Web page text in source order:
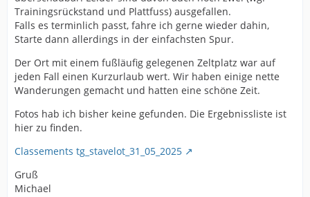
Trainingsrückstand und Plattfuss) ausgefallen.
Falls es terminlich passt, fahre ich gerne wieder dahin,
Starte dann allerdings in der einfachsten Spur.
Der Ort mit einem fußläufig gelegenen Zeltplatz war auf
jeden Fall einen Kurzurlaub wert. Wir haben einige nette
Wanderungen gemacht und hatten eine schöne Zeit.
Fotos hab ich bisher keine gefunden. Die Ergebnissliste ist
hier zu finden.
Classements tg_stavelot_31_05_2025
Gruß
Michael